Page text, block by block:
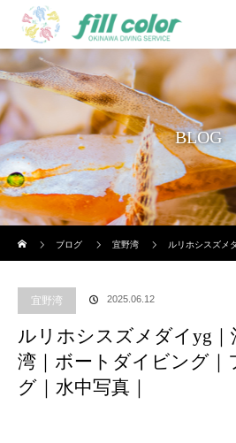
BLOG
ブログ
宜野湾 ルリホシスズメ
宜野湾 2025.06.12
ルリホシスズメダイyg｜
湾｜ボートダイビング｜
グ｜水中写真｜